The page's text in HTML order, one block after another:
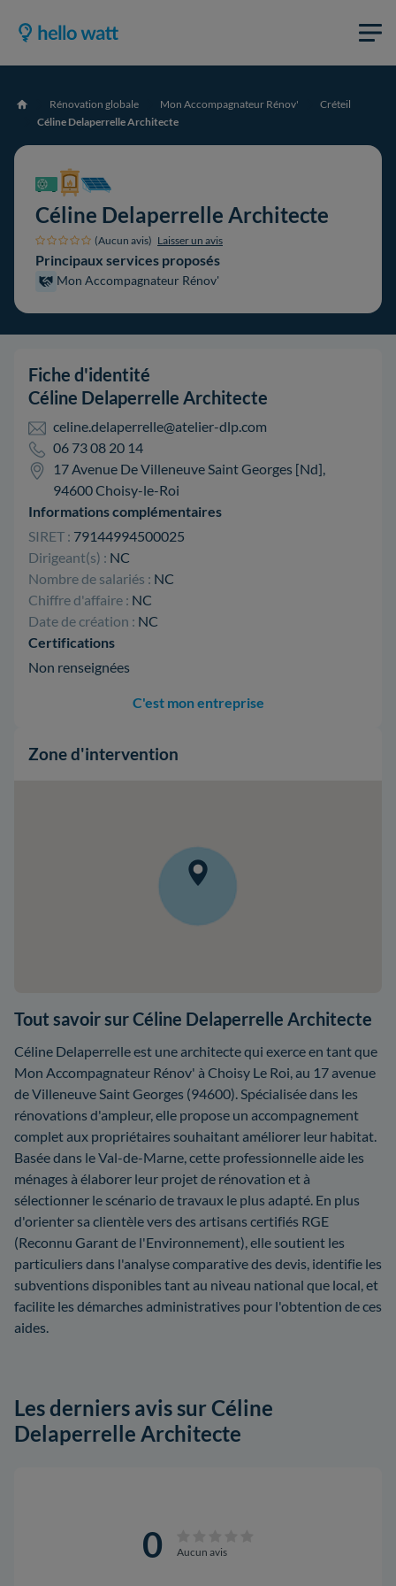
Accueil Rénovation globale Mon Accompagnateur Rénov'
Créteil
Céline Delaperrelle Architecte
Céline Delaperrelle Architecte
(Aucun avis) Laisser un avis
Principaux services proposés
Mon Accompagnateur Rénov'
Fiche d'identité
Céline Delaperrelle Architecte
celine.delaperrelle@atelier-dlp.com
06 73 08 20 14
17 Avenue De Villeneuve Saint Georges [Nd],
94600 Choisy-le-Roi
Informations complémentaires
SIRET : 79144994500025
Dirigeant(s) : NC
Nombre de salariés : NC
Chiffre d'affaire : NC
Date de création : NC
Certifications
Non renseignées
C'est mon entreprise
Zone d'intervention
Tout savoir sur Céline Delaperrelle Architecte
Céline Delaperrelle est une architecte qui exerce en tant que
Mon Accompagnateur Rénov' à Choisy Le Roi, au 17 avenue
de Villeneuve Saint Georges (94600). Spécialisée dans les
rénovations d'ampleur, elle propose un accompagnement
complet aux propriétaires souhaitant améliorer leur habitat.
Basée dans le Val-de-Marne, cette professionnelle aide les
ménages à élaborer leur projet de rénovation et à
sélectionner le scénario de travaux le plus adapté. En plus
d'orienter sa clientèle vers des artisans certifiés RGE
(Reconnu Garant de l'Environnement), elle soutient les
particuliers dans l'analyse comparative des devis, identifie les
subventions disponibles tant au niveau national que local, et
facilite les démarches administratives pour l'obtention de ces
aides.
Les derniers avis sur Céline
Delaperrelle Architecte
0 Aucun avis